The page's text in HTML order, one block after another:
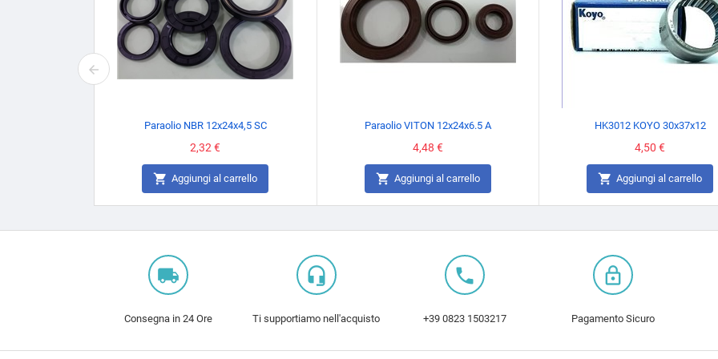
Paraolio NBR 12x24x4,5 SC
Prezzo
2,32 €
 Aggiungi al carrello
Paraolio VITON 12x24x6.5 A
Prezzo
4,48 €
 Aggiungi al carrello
HK3012 KOYO 30x37x12
Prezzo
4,50 €
 Aggiungi al carrello
local_shipping
Consegna in 24 Ore
headset_mic
Ti supportiamo nell'acquisto
local_phone
+39 0823 1503217
lock_outline
Pagamento Sicuro